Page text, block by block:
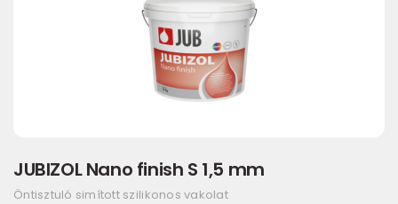
JUBIZOL Nano finish S 1,5 mm
Öntisztuló simított szilikonos vakolat